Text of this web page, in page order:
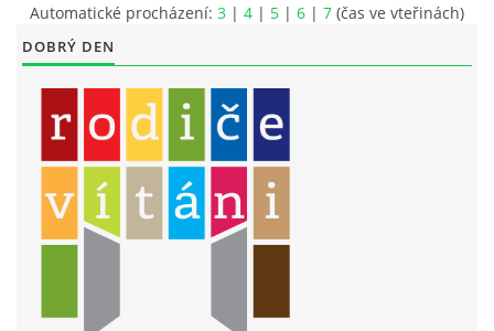
PŘIJÍMACÍ TALENTOVÉ ZKOUŠKY
ÚŘEDNÍ DESKA
Automatické procházení: 3 | 4 | 5 | 6 | 7 (čas ve vteřinách)
DOBRÝ DEN